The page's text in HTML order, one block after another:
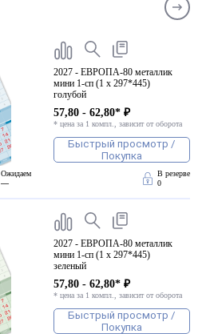
2027 - ЕВРОПА-80 металлик
мини 1-сп (1 х 297*445)
голубой
57,80 - 62,80* ₽
* цена за 1 компл., зависит от оборота
Быстрый просмотр /
Покупка
Ожидаем
—
В резерве
0
2027 - ЕВРОПА-80 металлик
мини 1-сп (1 х 297*445)
зеленый
57,80 - 62,80* ₽
* цена за 1 компл., зависит от оборота
Быстрый просмотр /
Покупка